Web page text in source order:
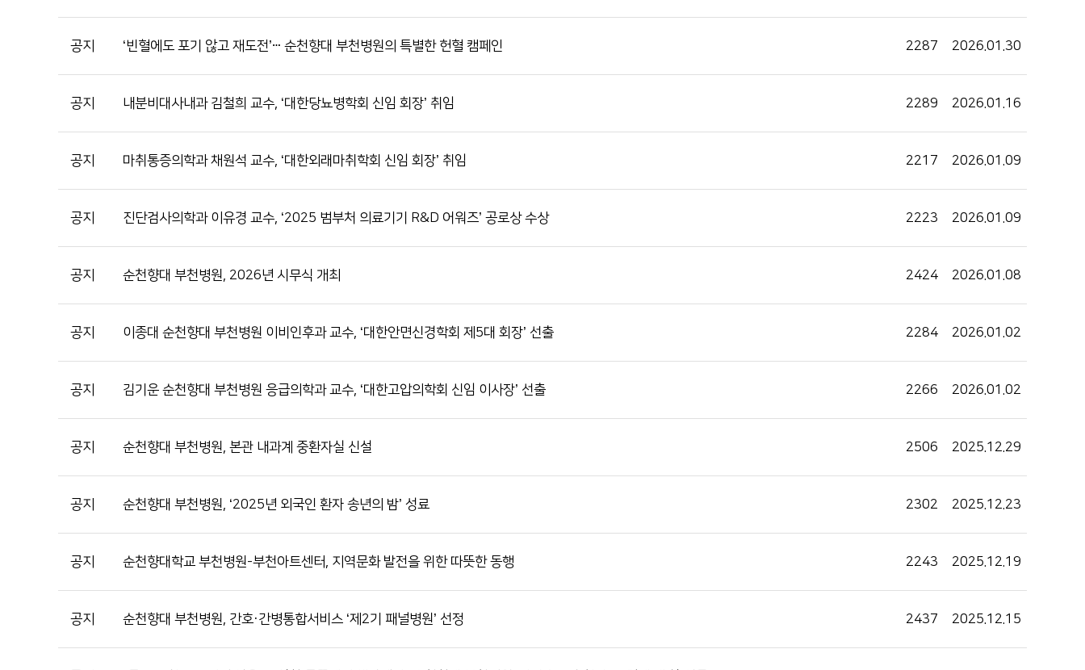
공지 ‘빈혈에도 포기 않고 재도전’ⵈ 순천향대 부천병원의 특별한 헌혈 캠페인 2287 2026.01.30
공지 내분비대사내과 김철희 교수, ‘대한당뇨병학회 신임 회장’ 취임 2289 2026.01.16
공지 마취통증의학과 채원석 교수, ‘대한외래마취학회 신임 회장’ 취임 2217 2026.01.09
공지 진단검사의학과 이유경 교수, ‘2025 범부처 의료기기 R&D 어워즈’ 공로상 수상 2223 2026.01.09
공지 순천향대 부천병원, 2026년 시무식 개최 2424 2026.01.08
공지 이종대 순천향대 부천병원 이비인후과 교수, ‘대한안면신경학회 제5대 회장’ 선출 2284 2026.01.02
공지 김기운 순천향대 부천병원 응급의학과 교수, ‘대한고압의학회 신임 이사장’ 선출 2266 2026.01.02
공지 순천향대 부천병원, 본관 내과계 중환자실 신설 2506 2025.12.29
공지 순천향대 부천병원, ‘2025년 외국인 환자 송년의 밤’ 성료 2302 2025.12.23
공지 순천향대학교 부천병원-부천아트센터, 지역문화 발전을 위한 따뜻한 동행 2243 2025.12.19
공지 순천향대 부천병원, 간호·간병통합서비스 ‘제2기 패널병원’ 선정 2437 2025.12.15